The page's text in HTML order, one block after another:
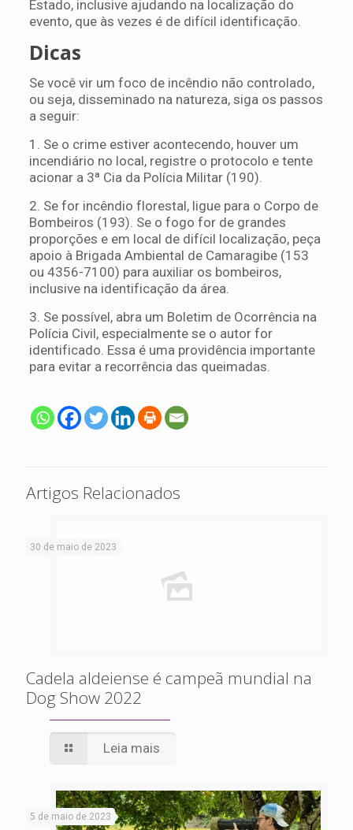
Estado, inclusive ajudando na localização do
evento, que às vezes é de difícil identificação.
Dicas
Se você vir um foco de incêndio não controlado,
ou seja, disseminado na natureza, siga os passos
a seguir:
1. Se o crime estiver acontecendo, houver um
incendiário no local, registre o protocolo e tente
acionar a 3ª Cia da Polícia Militar (190).
2. Se for incêndio florestal, ligue para o Corpo de
Bombeiros (193). Se o fogo for de grandes
proporções e em local de difícil localização, peça
apoio à Brigada Ambiental de Camaragibe (153
ou 4356-7100) para auxiliar os bombeiros,
inclusive na identificação da área.
3. Se possível, abra um Boletim de Ocorrência na
Polícia Civil, especialmente se o autor for
identificado. Essa é uma providência importante
para evitar a recorrência das queimadas.
Artigos Relacionados
30 de maio de 2023
Cadela aldeiense é campeã mundial na
Dog Show 2022
Leia mais
5 de maio de 2023